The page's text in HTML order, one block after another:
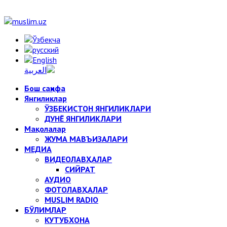
Бош саҳифа
Янгиликлар
ЎЗБЕКИСТОН ЯНГИЛИКЛАРИ
ДУНЁ ЯНГИЛИКЛАРИ
Мақолалар
ЖУМА МАВЪИЗАЛАРИ
МЕДИА
ВИДЕОЛАВҲАЛАР
СИЙРАТ
АУДИО
ФОТОЛАВҲАЛАР
MUSLIM RADIO
БЎЛИМЛАР
КУТУБХОНА